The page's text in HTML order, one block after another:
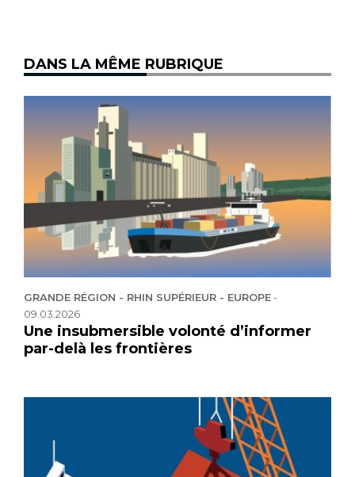
DANS LA MÊME RUBRIQUE
GRANDE RÉGION - RHIN SUPÉRIEUR - EUROPE-
09.03.2026
Une insubmersible volonté d’informer
par-delà les frontières